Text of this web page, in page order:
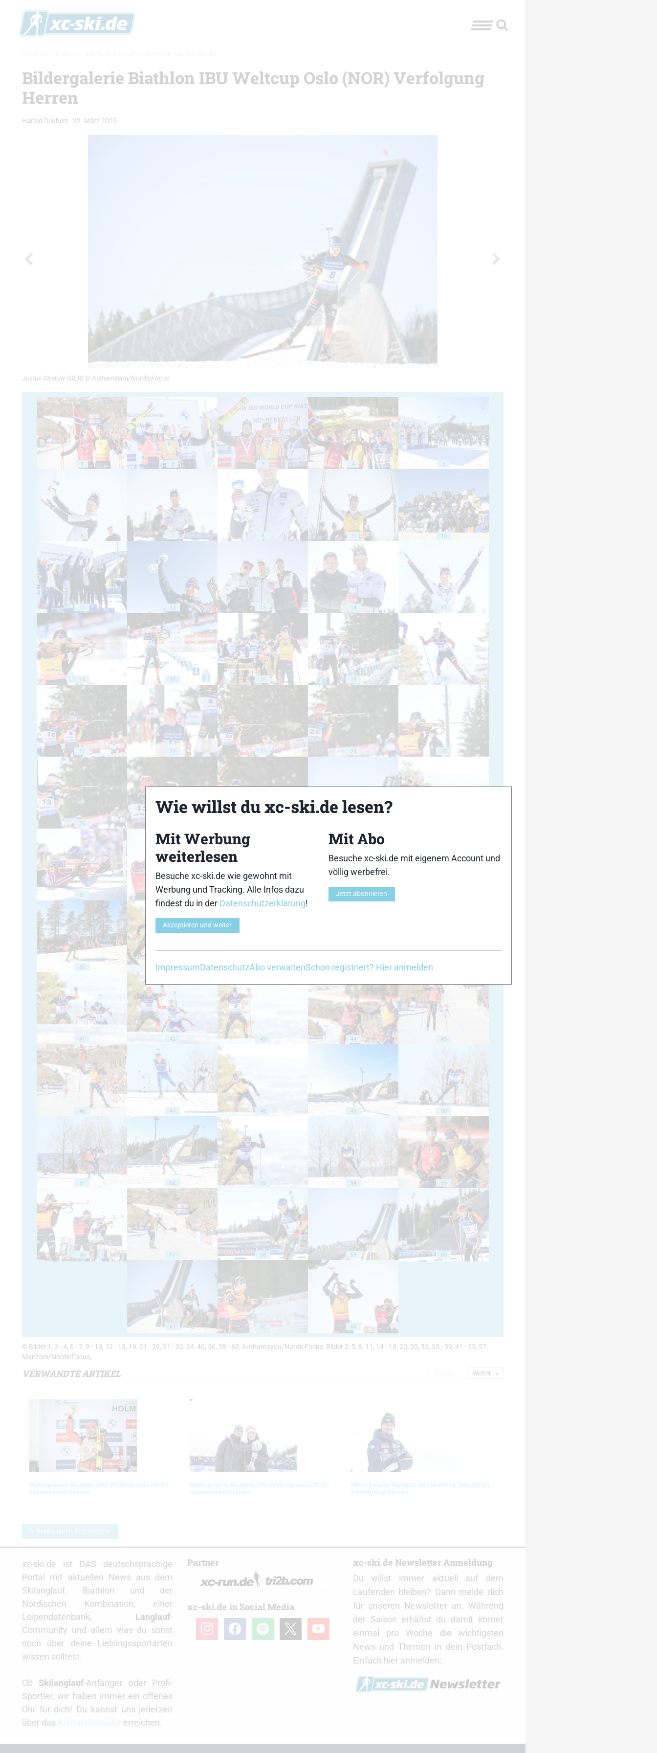
Bildergalerie Biathlon IBU Weltcup Oslo (NOR) Verfolgung
Herren
Harald Deubert - 22. März 2025
Justus Strelow (GER) © Authamayou/NordicFocus
1 2 3 4 5
6 7 8 9 10
11 12 13 14 15
16 17 18 19 20
21 22 23 24 25
26
31 34
36 37 38 39
41 42 43 44 45
46 47 48 49 50
51 52 53 54 55
56 57 58 59 60
61 62 63
© Bilder 1, 3 - 4, 6 - 7, 9 - 10, 12 - 13, 19, 21 - 29, 31 - 32, 34, 40, 56, 58 - 63: Authamayou/NordicFocus; Bilder 2, 5, 8, 11, 14 - 18, 20, 30, 33, 35 - 39, 41 - 55, 57:
Manzoni/NordicFocus;
VERWANDTE ARTIKEL
Bildergalerie Biathlon IBU Weltcup Oslo (NOR)
Massenstart Herren
Bildergalerie Biathlon IBU Weltcup Oslo (NOR)
Massenstart Frauen
Bildergalerie Biathlon IBU Weltcup Oslo (NOR)
Verfolgung Herren
Weiter
Schreibe einen Kommentar
xc-ski.de ist DAS deutschsprachige
Portal mit aktuellen News aus dem
Skilanglauf, Biathlon und der
Nordischen Kombination, einer
Loipendatenbank, Langlauf-
Community und allem was du sonst
noch über deine Lieblingssportarten
wissen solltest.
Ob Skilanglauf-Anfänger oder Profi-
Sportler, wir haben immer ein offenes
Ohr für dich! Du kannst uns jederzeit
über das
erreichen.
Partner
xc-ski.de in Social Media
instagramfacebookspotify youtube
xc-ski.de Newsletter Anmeldung
Du willst immer aktuell auf dem
Laufenden bleiben? Dann melde dich
für unseren Newsletter an. Während
der Saison erhältst du damit immer
einmal pro Woche die wichtigsten
News und Themen in dein Postfach.
Einfach hier anmelden:
Wie willst du xc-ski.de lesen?
Mit Werbung
weiterlesen
Besuche xc-ski.de wie gewohnt mit
Werbung und Tracking. Alle Infos dazu
findest du in der Datenschutzerklärung!
Akzeptieren und weiter
Mit Abo
Besuche xc-ski.de mit eigenem Account und
völlig werbefrei.
Jetzt abonnieren
ImpressumDatenschutzAbo verwaltenSchon registriert? Hier anmelden